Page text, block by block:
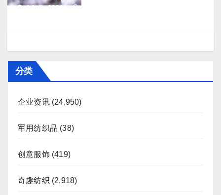
J 8 月, 2026 TENG
分类
企业资讯(24,950)
军用纺织品 (38)
创意服饰(419)
奇趣纺织 (2,918)